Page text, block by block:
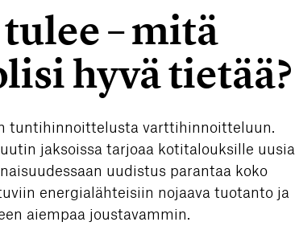
– mitä
hyvä tietää?
tuntihinnoittelusta varttihinnoitteluun.
jaksoissa tarjoaa kotitalouksille uusia
uudistus parantaa koko
energialähteisiin nojaava tuotanto ja
aiempaa joustavammin.